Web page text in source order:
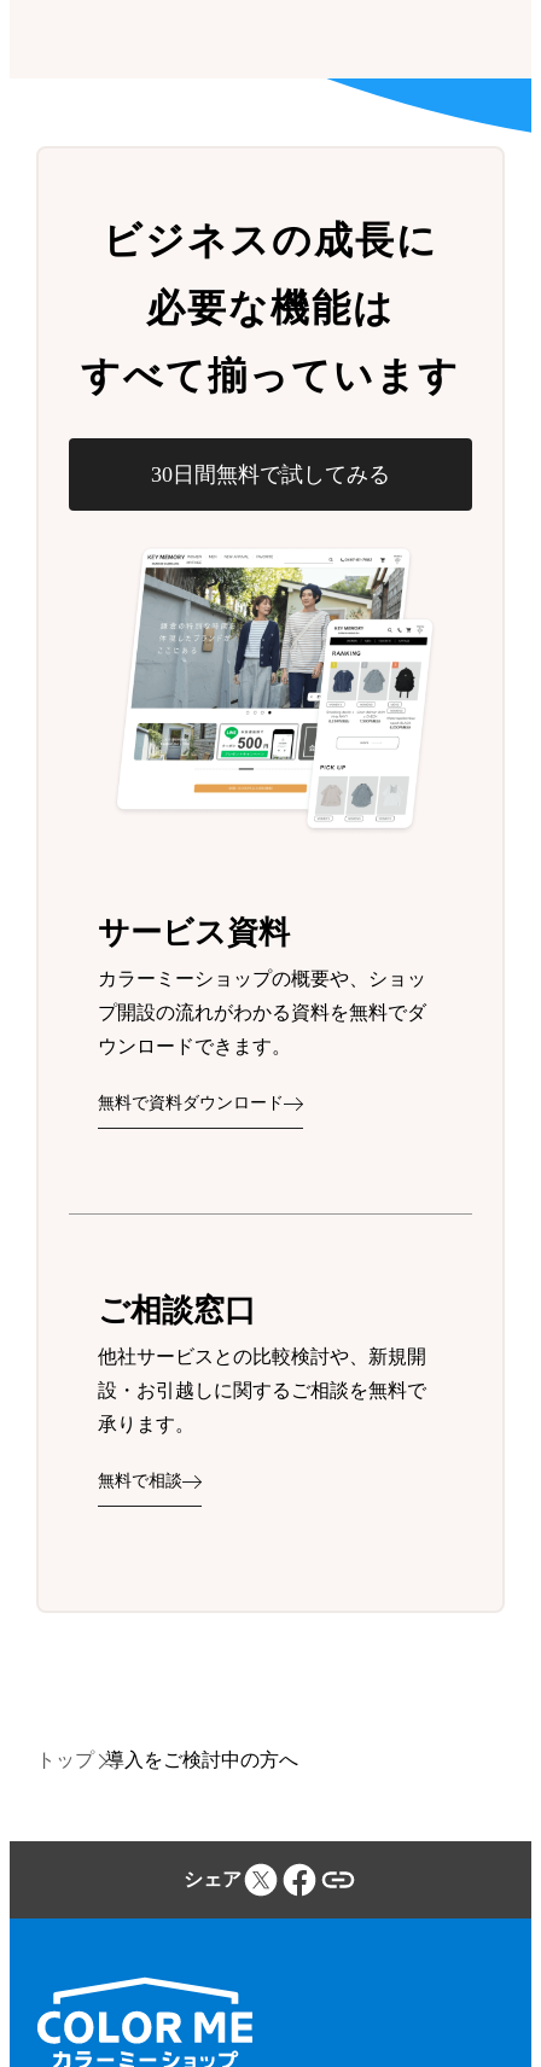
ビジネスの成長に
必要な機能は
すべて揃っています
30日間無料で試してみる
サービス資料
カラーミーショップの概要や、ショッ
プ開設の流れがわかる資料を無料でダ
ウンロードできます。
無料で資料ダウンロード
ご相談窓口
他社サービスとの比較検討や、新規開
設・お引越しに関するご相談を無料で
承ります。
無料で相談
トップ 導入をご検討中の方へ
シェア